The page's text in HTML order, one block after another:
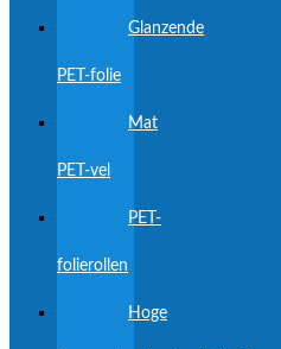
Glanzende
PET-folie
Mat
PET-vel
PET-
folierollen
Hoge